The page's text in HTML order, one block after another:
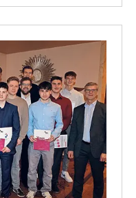
und
aus Leezen.